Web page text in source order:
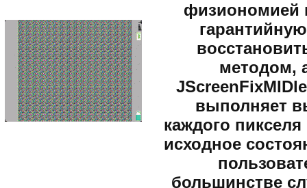
физиономией
методом,
выполняет
каждого
исходное
большинстве